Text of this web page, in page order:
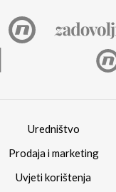
Uredništvo
Prodaja i marketing
Uvjeti korištenja